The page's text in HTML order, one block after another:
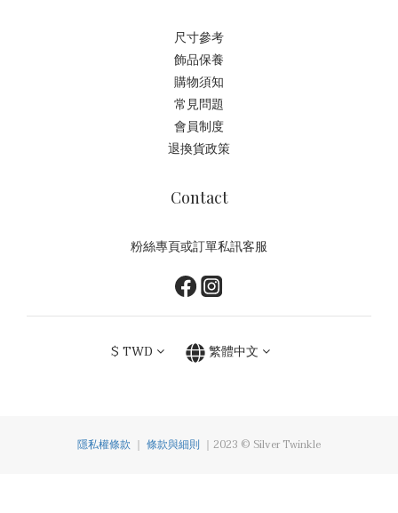
尺寸參考
飾品保養
購物須知
常見問題
會員制度
退換貨政策
Contact
粉絲專頁或訂單私訊客服
$ TWD 繁體中文
隱私權條款 ｜ 條款與細則 ｜2023 © Silver Twinkle